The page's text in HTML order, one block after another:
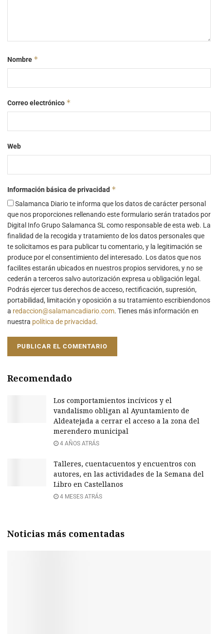
Nombre *
Correo electrónico *
Web
Información básica de privacidad *
Salamanca Diario te informa que los datos de carácter personal
que nos proporciones rellenando este formulario serán tratados por
Digital Info Grupo Salamanca SL como responsable de esta web. La
finalidad de la recogida y tratamiento de los datos personales que
te solicitamos es para publicar tu comentario, y la legitimación se
produce por el consentimiento del interesado. Los datos que nos
facilites estarán ubicados en nuestros propios servidores, y no se
cederán a terceros salvo autorización expresa u obligación legal.
Podrás ejercer tus derechos de acceso, rectificación, supresión,
portabilidad, limitación y oposición a su tratamiento escribiendonos
a redaccion@salamancadiario.com. Tienes más información en
nuestra política de privacidad.
Recomendado
Los comportamientos incívicos y el
vandalismo obligan al Ayuntamiento de
Aldeatejada a cerrar el acceso a la zona del
merendero municipal
4 AÑOS ATRÁS
Talleres, cuentacuentos y encuentros con
autores, en las actividades de la Semana del
Libro en Castellanos
4 MESES ATRÁS
Noticias más comentadas